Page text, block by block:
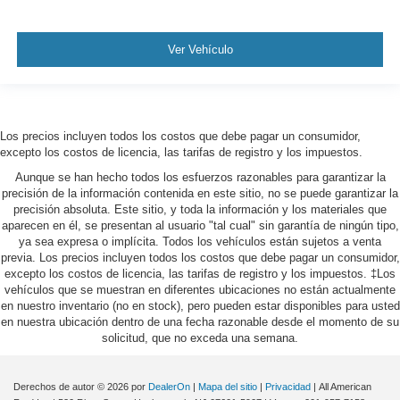
Ver Vehículo
Los precios incluyen todos los costos que debe pagar un consumidor,
excepto los costos de licencia, las tarifas de registro y los impuestos.
Aunque se han hecho todos los esfuerzos razonables para garantizar la
precisión de la información contenida en este sitio, no se puede garantizar la
precisión absoluta. Este sitio, y toda la información y los materiales que
aparecen en él, se presentan al usuario "tal cual" sin garantía de ningún tipo,
ya sea expresa o implícita. Todos los vehículos están sujetos a venta
previa. Los precios incluyen todos los costos que debe pagar un consumidor,
excepto los costos de licencia, las tarifas de registro y los impuestos. ‡Los
vehículos que se muestran en diferentes ubicaciones no están actualmente
en nuestro inventario (no en stock), pero pueden estar disponibles para usted
en nuestra ubicación dentro de una fecha razonable desde el momento de su
solicitud, que no exceda una semana.
Derechos de autor © 2026 por DealerOn | Mapa del sitio | Privacidad | All American